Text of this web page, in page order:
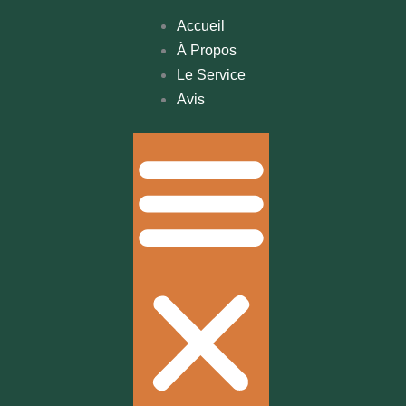
Accueil
À Propos
Le Service
Avis